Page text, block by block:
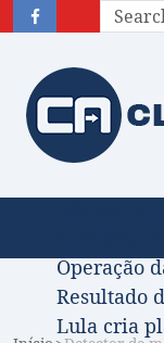
Obituário
Operação
Resultado
Lula cria